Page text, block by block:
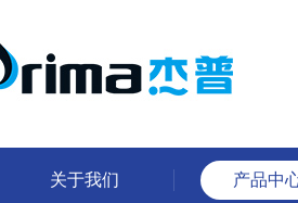
关于我们 产品中